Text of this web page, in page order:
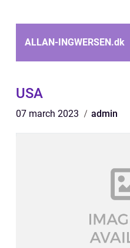
ALLAN-INGWERSEN.dk
USA
07 march 2023 admin